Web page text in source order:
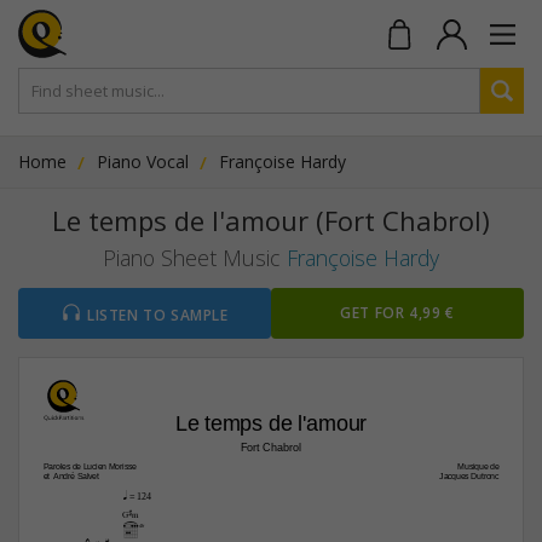
Home Piano Vocal Françoise Hardy
Le temps de l'amour (Fort Chabrol)
Piano Sheet Music Françoise Hardy
LISTEN TO SAMPLE GET FOR 4,99 €
Paroles de Lucien Morisse
et  André Salvet
Le temps de l'amour
Musique de
Jacques Dutronc
4fr
G#m
q = 124
Fort Chabrol